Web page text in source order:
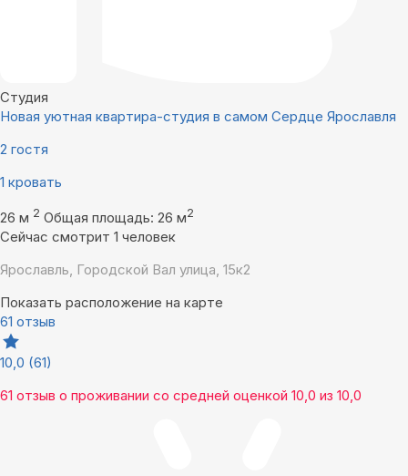
Студия
Новая уютная квартира-студия в самом Сердце Ярославля
2 гостя
1 кровать
26 м 2 Общая площадь: 26 м2
Сейчас смотрит 1 человек
Ярославль, Городской Вал улица, 15к2
Показать расположение на карте
61 отзыв
10,0 (61)
61 отзыв о проживании со средней оценкой 10,0 из 10,0